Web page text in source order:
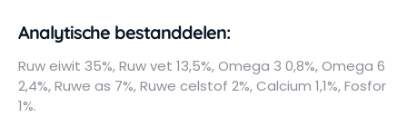
Analytische bestanddelen:
Ruw eiwit 35%, Ruw vet 13,5%, Omega 3 0,8%, Omega 6
2,4%, Ruwe as 7%, Ruwe celstof 2%, Calcium 1,1%, Fosfor
1%.